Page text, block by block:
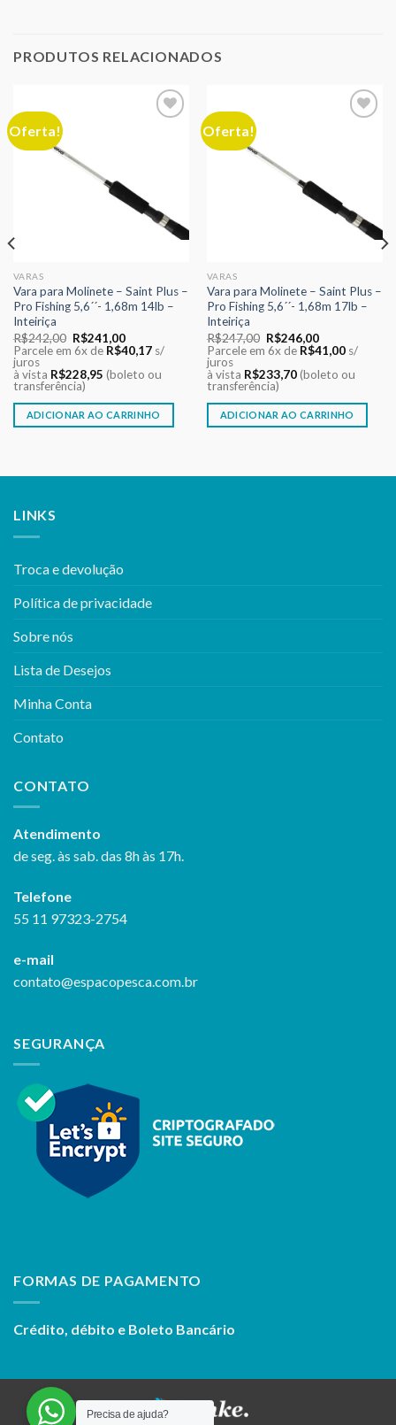
PRODUTOS RELACIONADOS
Oferta!
VARAS
Vara para Molinete – Saint Plus –
Pro Fishing 5,6´´- 1,68m 14lb –
Inteiriça
R$242,00 O
preço
original
era:
R$242,00.
R$241,00O
preço
atual
é:
R$241,00.
Parcele em 6x de R$40,17 s/
juros
à vista R$228,95 (boleto ou
transferência)
ADICIONAR AO CARRINHO
Oferta!
VARAS
Vara para Molinete – Saint Plus –
Pro Fishing 5,6´´- 1,68m 17lb –
Inteiriça
R$247,00 O
preço
original
era:
R$247,00.
R$246,00O
preço
atual
é:
R$246,00.
Parcele em 6x de R$41,00 s/
juros
à vista R$233,70 (boleto ou
transferência)
ADICIONAR AO CARRINHO
LINKS
Troca e devolução
Política de privacidade
Sobre nós
Lista de Desejos
Minha Conta
Contato
CONTATO
Atendimento
de seg. às sab. das 8h às 17h.
Telefone
55 11 97323-2754
e-mail
contato@espacopesca.com.br
SEGURANÇA
FORMAS DE PAGAMENTO
Crédito, débito e Boleto Bancário
Precisa de ajuda?